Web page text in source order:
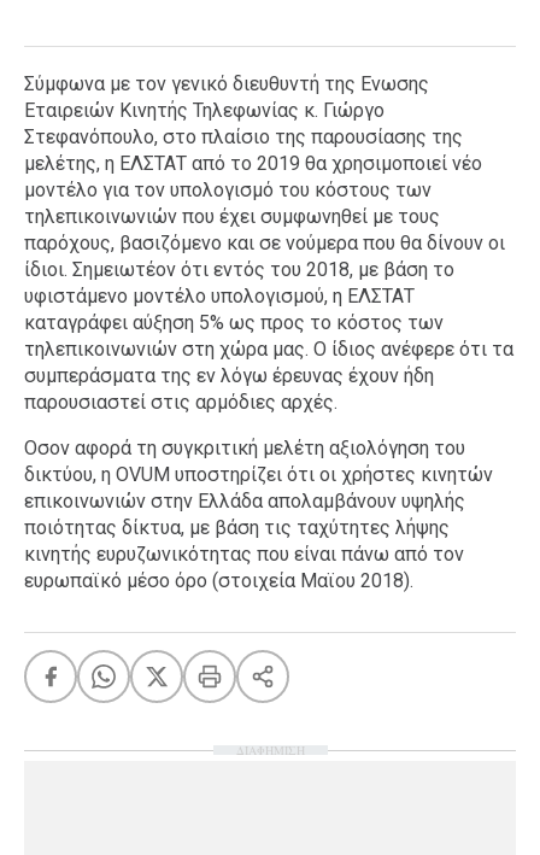
Σύμφωνα με τον γενικό διευθυντή της Ενωσης
Εταιρειών Κινητής Τηλεφωνίας κ. Γιώργο
Στεφανόπουλο, στο πλαίσιο της παρουσίασης της
μελέτης, η ΕΛΣΤΑΤ από το 2019 θα χρησιμοποιεί νέο
μοντέλο για τον υπολογισμό του κόστους των
τηλεπικοινωνιών που έχει συμφωνηθεί με τους
παρόχους, βασιζόμενο και σε νούμερα που θα δίνουν οι
ίδιοι. Σημειωτέον ότι εντός του 2018, με βάση το
υφιστάμενο μοντέλο υπολογισμού, η ΕΛΣΤΑΤ
καταγράφει αύξηση 5% ως προς το κόστος των
τηλεπικοινωνιών στη χώρα μας. Ο ίδιος ανέφερε ότι τα
συμπεράσματα της εν λόγω έρευνας έχουν ήδη
παρουσιαστεί στις αρμόδιες αρχές.
Οσον αφορά τη συγκριτική μελέτη αξιολόγηση του
δικτύου, η OVUM υποστηρίζει ότι οι χρήστες κινητών
επικοινωνιών στην Ελλάδα απολαμβάνουν υψηλής
ποιότητας δίκτυα, με βάση τις ταχύτητες λήψης
κινητής ευρυζωνικότητας που είναι πάνω από τον
ευρωπαϊκό μέσο όρο (στοιχεία Μαϊου 2018).
ΔΙΑΦΗΜΙΣΗ